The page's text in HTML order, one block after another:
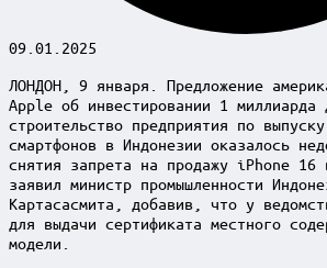
09.01.2025
ЛОНДОН, 9 января. Предложение
Apple об инвестировании 1 миллиарда
строительство предприятия по
смартфонов в Индонезии оказалось
снятия запрета на продажу iPhone
заявил министр промышленности
Картасасмита, добавив, что у
для выдачи сертификата местного
модели.